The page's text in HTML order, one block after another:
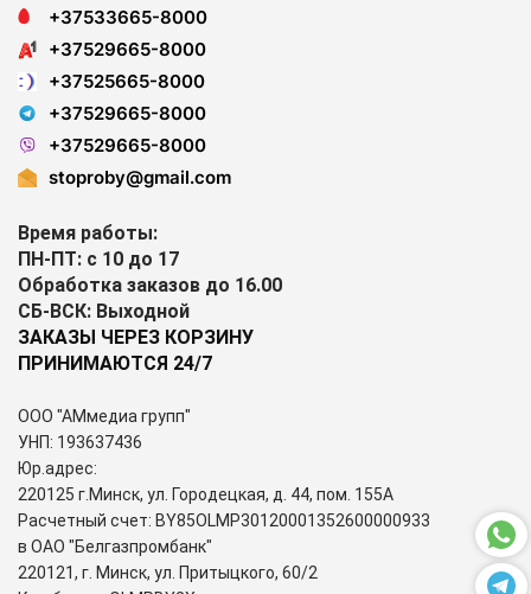
+37533665-8000
+37529665-8000
+37525665-8000
+37529665-8000
+37529665-8000
stoproby@gmail.com
Время работы:
ПН-ПТ: с 10 до 17
Обработка заказов до 16.00
СБ-ВСК: Выходной
ЗАКАЗЫ ЧЕРЕЗ КОРЗИНУ
ПРИНИМАЮТСЯ 24/7
ООО "АМмедиа групп"
УНП: 193637436
Юр.адрес:
220125 г.Минск, ул. Городецкая, д. 44, пом. 155А
Расчетный счет: BY85OLMP30120001352600000933
в ОАО "Белгазпромбанк"
220121, г. Минск, ул. Притыцкого, 60/2